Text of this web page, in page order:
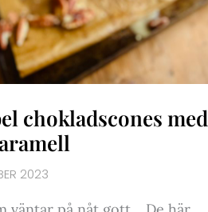
chokladscones med
2023